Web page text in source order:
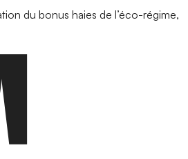
du bonus haies de l’éco-régime,